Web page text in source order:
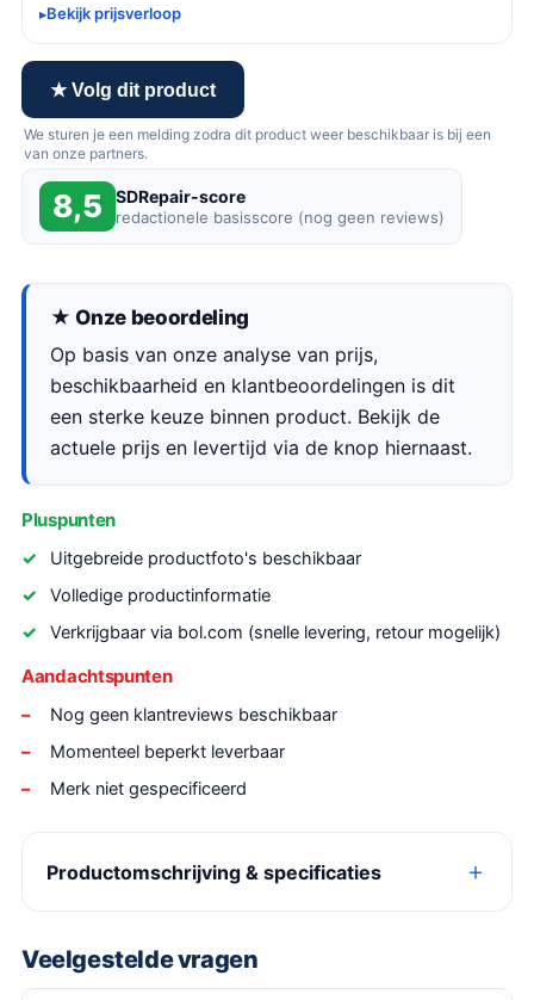
Bekijk prijsverloop
★ Volg dit product
We sturen je een melding zodra dit product weer beschikbaar is bij een
van onze partners.
8,5 SDRepair-score
redactionele basisscore (nog geen reviews)
★ Onze beoordeling
Op basis van onze analyse van prijs,
beschikbaarheid en klantbeoordelingen is dit
een sterke keuze binnen product. Bekijk de
actuele prijs en levertijd via de knop hiernaast.
Pluspunten
Uitgebreide productfoto's beschikbaar
Volledige productinformatie
Verkrijgbaar via bol.com (snelle levering, retour mogelijk)
Aandachtspunten
Nog geen klantreviews beschikbaar
Momenteel beperkt leverbaar
Merk niet gespecificeerd
Productomschrijving & specificaties
Veelgestelde vragen